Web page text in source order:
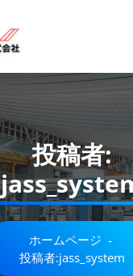
投稿者:
ホームページ -
投稿者:jass_system